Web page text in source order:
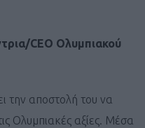
CEO Ολυμπιακού
την αποστολή του να
Ολυμπιακές αξίες. Μέσα